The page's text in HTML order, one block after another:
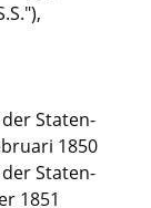
Staten-
1850
Staten-
1851